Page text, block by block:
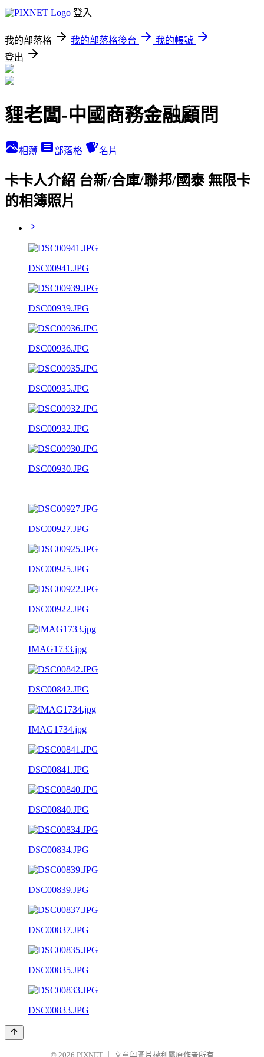
登入
我的部落格 我的部落格後台
我的帳號
登出
貍老闆-中國商務金融顧問
相簿 部落格 名片
卡卡人介紹 台新/合庫/聯邦/國泰 無限卡
的相簿照片
DSC00941.JPG
DSC00939.JPG
DSC00936.JPG
DSC00935.JPG
DSC00932.JPG
DSC00930.JPG
DSC00927.JPG
DSC00925.JPG
DSC00922.JPG
IMAG1733.jpg
DSC00842.JPG
IMAG1734.jpg
DSC00841.JPG
DSC00840.JPG
DSC00834.JPG
DSC00839.JPG
DSC00837.JPG
DSC00835.JPG
DSC00833.JPG
© 2026 PIXNET 文章與圖片權利屬原作者所有